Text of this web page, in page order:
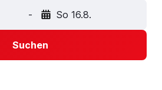
- So 16.8.
Suchen